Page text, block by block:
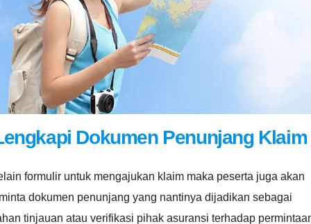
Dokumen Penunjang Klaim
formulir untuk mengajukan klaim maka peserta juga akan
dokumen penunjang yang nantinya dijadikan sebagai
tinjauan atau verifikasi pihak asuransi terhadap